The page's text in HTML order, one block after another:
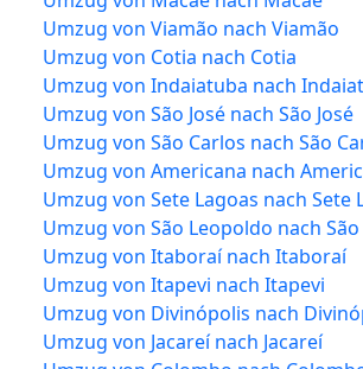
Umzug von Viamão nach Viamão
Umzug von Cotia nach Cotia
Umzug von Indaiatuba nach
Umzug von São José nach São José
Umzug von São Carlos nach São
Umzug von Americana nach
Umzug von Sete Lagoas nach Sete
Umzug von São Leopoldo nach
Umzug von Itaboraí nach Itaboraí
Umzug von Itapevi nach Itapevi
Umzug von Divinópolis nach
Umzug von Jacareí nach Jacareí